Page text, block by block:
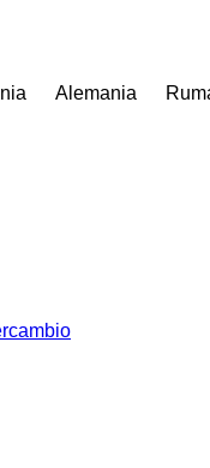
Alemania